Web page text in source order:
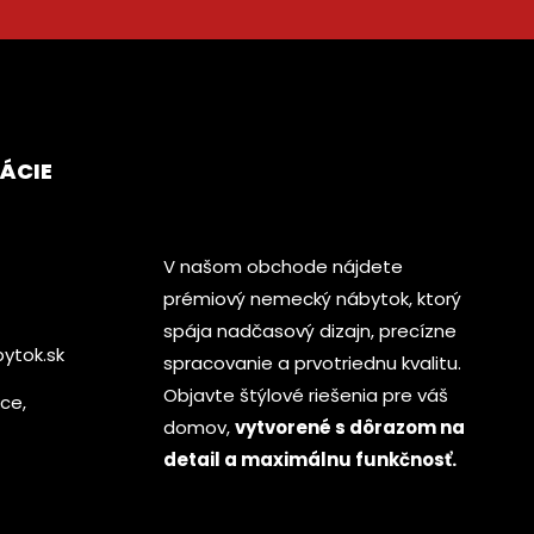
V našom obchode nájdete
prémiový nemecký nábytok, ktorý
spája nadčasový dizajn, precízne
spracovanie a prvotriednu kvalitu.
Objavte štýlové riešenia pre váš
domov,vytvorené s dôrazom na
detail a maximálnu funkčnosť.